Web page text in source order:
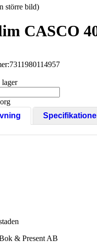
större bild)
CASCO
7311980114957
lager
& Present AB